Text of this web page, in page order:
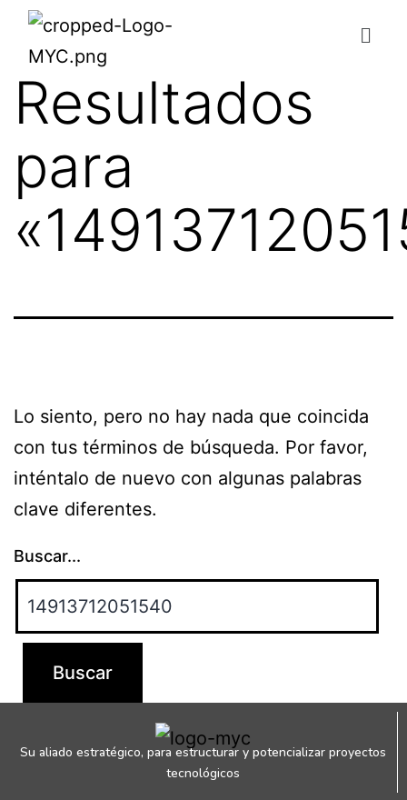
Resultados
para
«
Lo siento, pero no hay nada que coincida
con tus términos de búsqueda. Por favor,
inténtalo de nuevo con algunas palabras
clave diferentes.
Buscar...
Su aliado estratégico, para estructurar y potencializar proyectos
tecnológicos